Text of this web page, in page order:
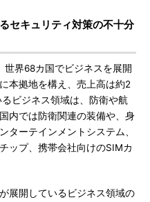
セキュリティ対策の不十分
界68カ国でビジネスを展開
本拠地を構え、売上高は約2
ビジネス領域は、防衛や航
内では防衛関連の装備や、身
ターテインメントシステム、
ップ、携帯会社向けのSIMカ
展開しているビジネス領域の